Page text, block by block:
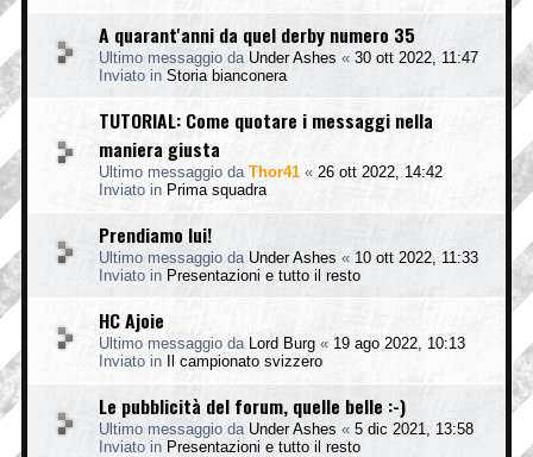
A quarant'anni da quel derby numero 35
Ultimo messaggio da Under Ashes « 30 ott 2022, 11:47
Inviato in Storia bianconera
TUTORIAL: Come quotare i messaggi nella
maniera giusta
Ultimo messaggio da Thor41 « 26 ott 2022, 14:42
Inviato in Prima squadra
Prendiamo lui!
Ultimo messaggio da Under Ashes « 10 ott 2022, 11:33
Inviato in Presentazioni e tutto il resto
HC Ajoie
Ultimo messaggio da Lord Burg « 19 ago 2022, 10:13
Inviato in
Il campionato svizzero
Le pubblicità del forum, quelle belle :-)
Ultimo messaggio da Under Ashes « 5 dic 2021, 13:58
Inviato in Presentazioni e tutto il resto